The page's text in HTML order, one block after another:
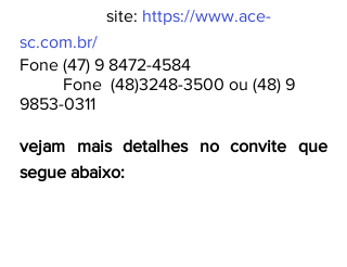
		site:
https://www.ace-
sc.com.br/
Fone (47) 9 8472-4584
9853-0311
vejam mais detalhes no convite que
segue abaixo: